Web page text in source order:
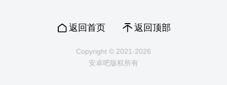
返回首页 返回顶部
Copyright © 2021-2026
安卓吧版权所有